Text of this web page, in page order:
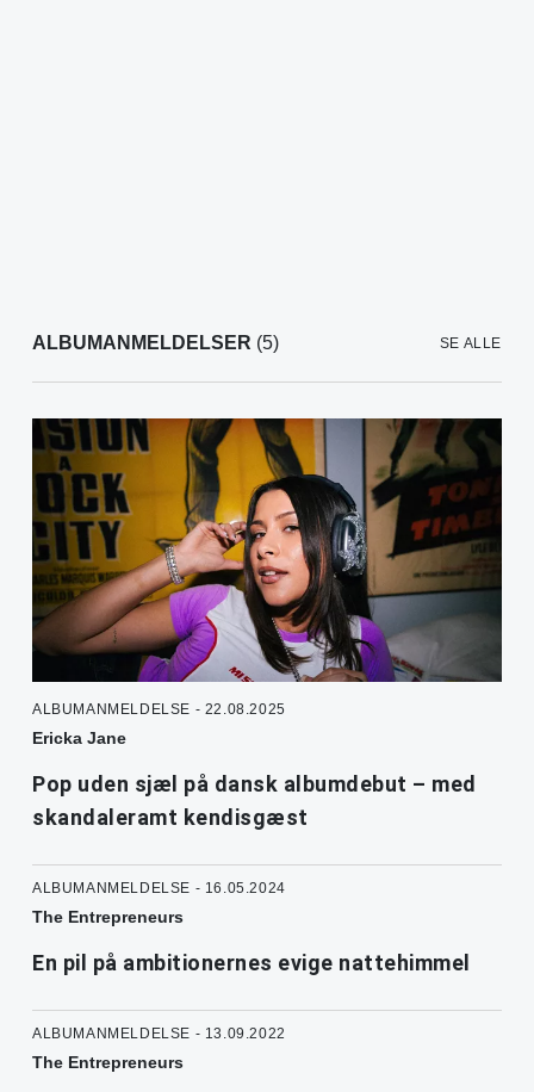
ALBUMANMELDELSER (5) SE ALLE
ALBUMANMELDELSE - 22.08.2025
Ericka Jane
Pop uden sjæl på dansk albumdebut – med
skandaleramt kendisgæst
ALBUMANMELDELSE - 16.05.2024
The Entrepreneurs
En pil på ambitionernes evige nattehimmel
ALBUMANMELDELSE - 13.09.2022
The Entrepreneurs